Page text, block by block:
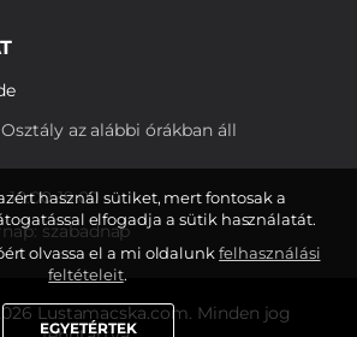
az alábbi órákban áll
19:00
szabadnap
Lustamacska.com. Minden jog
használ sütiket, mert fontosak a
elfogadja a sütik használatát.
olvassa el a mi oldalunkfelhasználási
feltételeit.
EGYETÉRTEK